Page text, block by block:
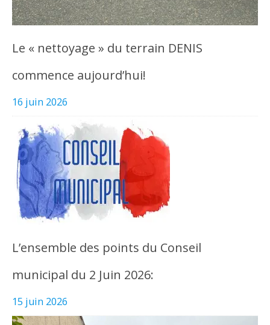
Le « nettoyage » du terrain DENIS
commence aujourd’hui!
16 juin 2026
L’ensemble des points du Conseil
municipal du 2 Juin 2026:
15 juin 2026